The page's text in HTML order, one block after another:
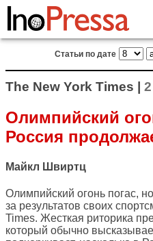
Статьи по дате
The New York Times |
Олимпийский
Россия
Майкл Швиртц
Олимпийский огонь погас,
за результатов своих
Times. Жесткая риторика
который обычно